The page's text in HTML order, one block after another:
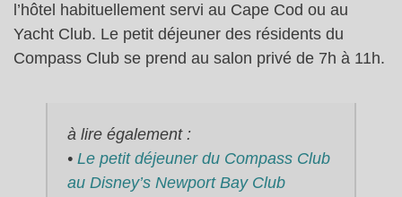
l’hôtel habituellement servi au Cape Cod ou au
Yacht Club. Le petit déjeuner des résidents du
Compass Club se prend au salon privé de 7h à 11h.
à lire également :
• Le petit déjeuner du Compass Club
au Disney’s Newport Bay Club